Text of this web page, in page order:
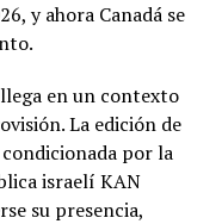
y ahora Canadá se
en un contexto
La edición de
por la
israelí KAN
su presencia,